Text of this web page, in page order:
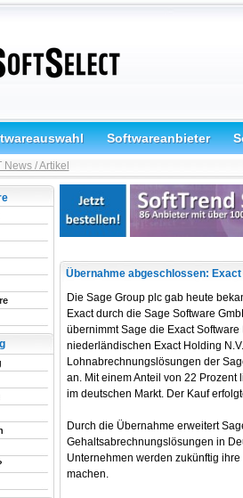
Softwareanbieter
News / Artikel
Übernahme abgeschlossen:
Die Sage Group plc gab heute
Exact durch die Sage Software
übernimmt Sage die Exact Software
niederländischen Exact Holding
Lohnabrechnungslösungen der
an. Mit einem Anteil von 22
im deutschen Markt. Der Kauf
Durch die Übernahme erweitert
Gehaltsabrechnungslösungen in
Unternehmen werden zukünftig
machen.